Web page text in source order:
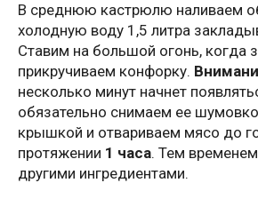
В среднюю кастрюлю наливаем
холодную воду 1,5 литра
Ставим на большой огонь, когда
прикручиваем конфорку.
несколько минут начнет
обязательно снимаем ее
крышкой и отвариваем мясо до
протяжении 1 часа. Тем
другими ингредиентами.